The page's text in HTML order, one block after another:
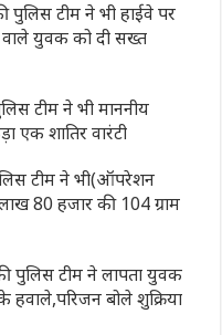
की पुलिस टीम ने भी हाईवे पर
वाले युवक को दी सख्त
टीम ने भी माननीय
एक शातिर वारंटी
टीम ने भी(ऑपरेशन
80 हजार की 104 ग्राम
की पुलिस टीम ने लापता युवक
बोले शुक्रिया